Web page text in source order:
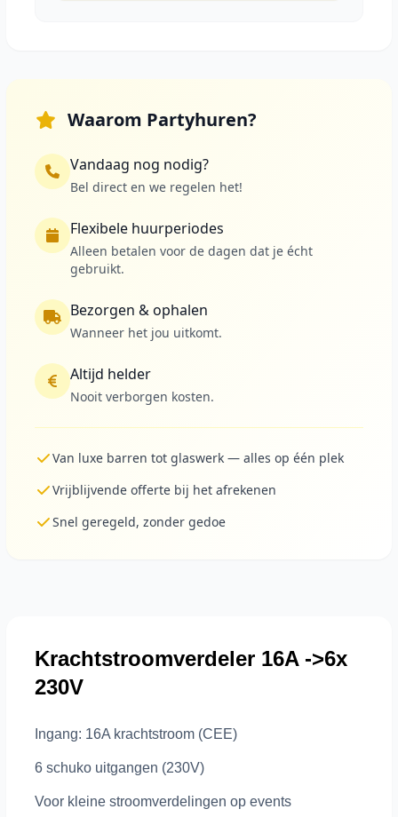
Waarom Partyhuren?
Vandaag nog nodig?
Bel direct en we regelen het!
Flexibele huurperiodes
Alleen betalen voor de dagen dat je écht
gebruikt.
Bezorgen & ophalen
Wanneer het jou uitkomt.
Altijd helder
Nooit verborgen kosten.
Van luxe barren tot glaswerk — alles op één plek
Vrijblijvende offerte bij het afrekenen
Snel geregeld, zonder gedoe
Krachtstroomverdeler 16A ->6x
230V
Ingang: 16A krachtstroom (CEE)
6 schuko uitgangen (230V)
Voor kleine stroomverdelingen op events